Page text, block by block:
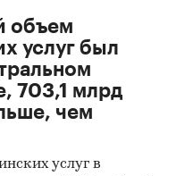
объем
услуг был
703,1 млрд
чем
услуг в